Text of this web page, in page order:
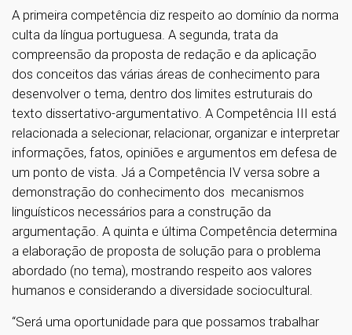
A primeira competência diz respeito ao domínio da norma
culta da língua portuguesa. A segunda, trata da
compreensão da proposta de redação e da aplicação
dos conceitos das várias áreas de conhecimento para
desenvolver o tema, dentro dos limites estruturais do
texto dissertativo-argumentativo. A Competência III está
relacionada a selecionar, relacionar, organizar e interpretar
informações, fatos, opiniões e argumentos em defesa de
um ponto de vista. Já a Competência IV versa sobre a
demonstração do conhecimento dos mecanismos
linguísticos necessários para a construção da
argumentação. A quinta e última Competência determina
a elaboração de proposta de solução para o problema
abordado (no tema), mostrando respeito aos valores
humanos e considerando a diversidade sociocultural.
“Será uma oportunidade para que possamos trabalhar